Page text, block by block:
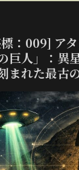
：009] ア
巨人」：異
まれた最古